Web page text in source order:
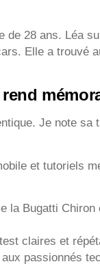
de 28 ans. Léa
Elle a trouvé
Je note sa
et tutoriels
la Bugatti Chiron
claires et
passionnés